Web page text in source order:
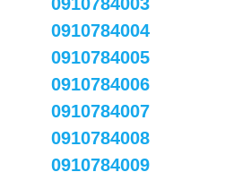
0910784004
0910784005
0910784006
0910784007
0910784008
0910784009